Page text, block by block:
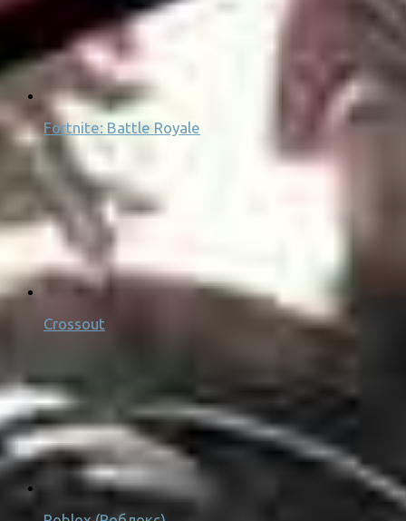
Fortnite: Battle Royale
Crossout